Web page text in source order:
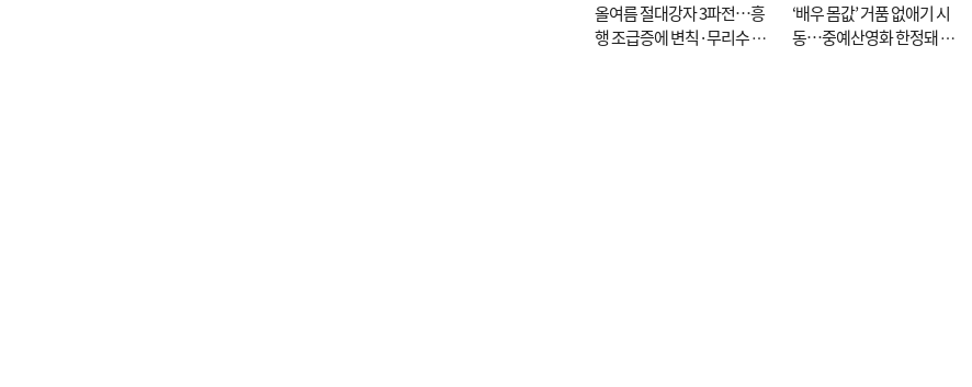
올여름 절대강자 3파전…흥
행 조급증에 변칙·무리수 마
‘배우 몸값’ 거품 없애기 시
동…중예산영화 한정돼 실